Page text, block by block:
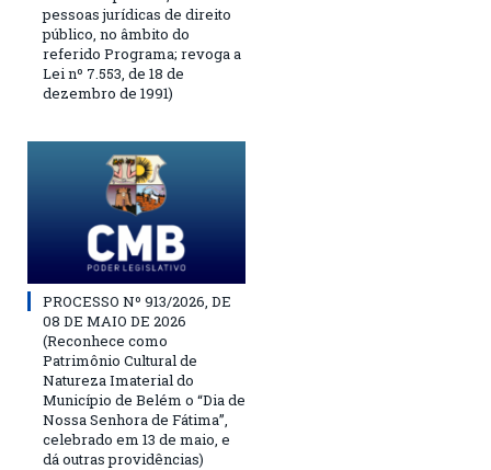
pessoas jurídicas de direito
público, no âmbito do
referido Programa; revoga a
Lei nº 7.553, de 18 de
dezembro de 1991)
PROCESSO Nº 913/2026, DE
08 DE MAIO DE 2026
(Reconhece como
Patrimônio Cultural de
Natureza Imaterial do
Município de Belém o “Dia de
Nossa Senhora de Fátima”,
celebrado em 13 de maio, e
dá outras providências)